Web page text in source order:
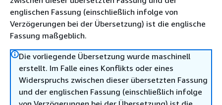
englischen Fassung (einschließlich infolge von
Verzögerungen bei der Übersetzung) ist die englische
Fassung maßgeblich.
Die vorliegende Übersetzung wurde maschinell
erstellt. Im Falle eines Konflikts oder eines
Widerspruchs zwischen dieser übersetzten Fassung
und der englischen Fassung (einschließlich infolge